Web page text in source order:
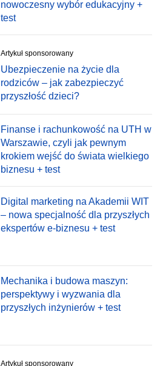
nowoczesny wybór edukacyjny +
test
Artykuł sponsorowany
Ubezpieczenie na życie dla
rodziców – jak zabezpieczyć
przyszłość dzieci?
Finanse i rachunkowość na UTH w
Warszawie, czyli jak pewnym
krokiem wejść do świata wielkiego
biznesu + test
Digital marketing na Akademii WIT
– nowa specjalność dla przyszłych
ekspertów e-biznesu + test
Mechanika i budowa maszyn:
perspektywy i wyzwania dla
przyszłych inżynierów + test
Artykuł sponsorowany